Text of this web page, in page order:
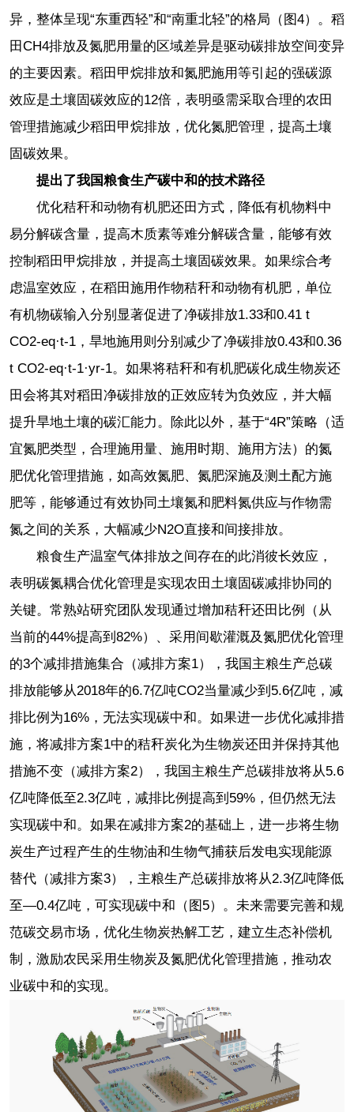
异，整体呈现“东重西轻”和“南重北轻”的格局（图4）。稻
田CH4排放及氮肥用量的区域差异是驱动碳排放空间变异
的主要因素。稻田甲烷排放和氮肥施用等引起的强碳源
效应是土壤固碳效应的12倍，表明亟需采取合理的农田
管理措施减少稻田甲烷排放，优化氮肥管理，提高土壤
固碳效果。
提出了我国粮食生产碳中和的技术路径
优化秸秆和动物有机肥还田方式，降低有机物料中
易分解碳含量，提高木质素等难分解碳含量，能够有效
控制稻田甲烷排放，并提高土壤固碳效果。如果综合考
虑温室效应，在稻田施用作物秸秆和动物有机肥，单位
有机物碳输入分别显著促进了净碳排放1.33和0.41 t
CO2-eq·t-1，旱地施用则分别减少了净碳排放0.43和0.36
t CO2-eq·t-1·yr-1。如果将秸秆和有机肥碳化成生物炭还
田会将其对稻田净碳排放的正效应转为负效应，并大幅
提升旱地土壤的碳汇能力。除此以外，基于“4R”策略（适
宜氮肥类型，合理施用量、施用时期、施用方法）的氮
肥优化管理措施，如高效氮肥、氮肥深施及测土配方施
肥等，能够通过有效协同土壤氮和肥料氮供应与作物需
氮之间的关系，大幅减少N2O直接和间接排放。
粮食生产温室气体排放之间存在的此消彼长效应，
表明碳氮耦合优化管理是实现农田土壤固碳减排协同的
关键。常熟站研究团队发现通过增加秸秆还田比例（从
当前的44%提高到82%）、采用间歇灌溉及氮肥优化管理
的3个减排措施集合（减排方案1），我国主粮生产总碳
排放能够从2018年的6.7亿吨CO2当量减少到5.6亿吨，减
排比例为16%，无法实现碳中和。如果进一步优化减排措
施，将减排方案1中的秸秆炭化为生物炭还田并保持其他
措施不变（减排方案2），我国主粮生产总碳排放将从5.6
亿吨降低至2.3亿吨，减排比例提高到59%，但仍然无法
实现碳中和。如果在减排方案2的基础上，进一步将生物
炭生产过程产生的生物油和生物气捕获后发电实现能源
替代（减排方案3），主粮生产总碳排放将从2.3亿吨降低
至—0.4亿吨，可实现碳中和（图5）。未来需要完善和规
范碳交易市场，优化生物炭热解工艺，建立生态补偿机
制，激励农民采用生物炭及氮肥优化管理措施，推动农
业碳中和的实现。